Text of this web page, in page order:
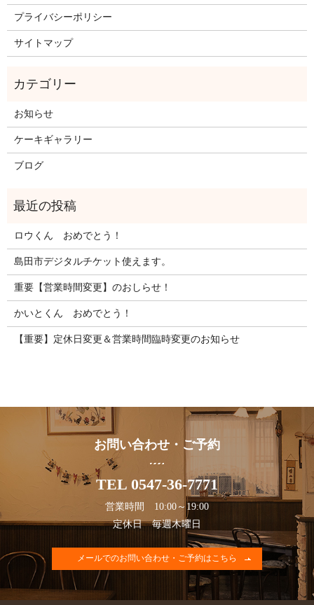
プライバシーポリシー
サイトマップ
お知らせ
ケーキギャラリー
ブログ
ロウくん おめでとう！
島田市デジタルチケット使えます。
重要【営業時間変更】のおしらせ！
かいとくん おめでとう！
【重要】定休日変更＆営業時間臨時変更のお知らせ
お問い合わせ・ご予約
TEL 0547-36-7771
営業時間 10:00～19:00
定休日 毎週木曜日
メールでのお問い合わせ・ご予約はこちら